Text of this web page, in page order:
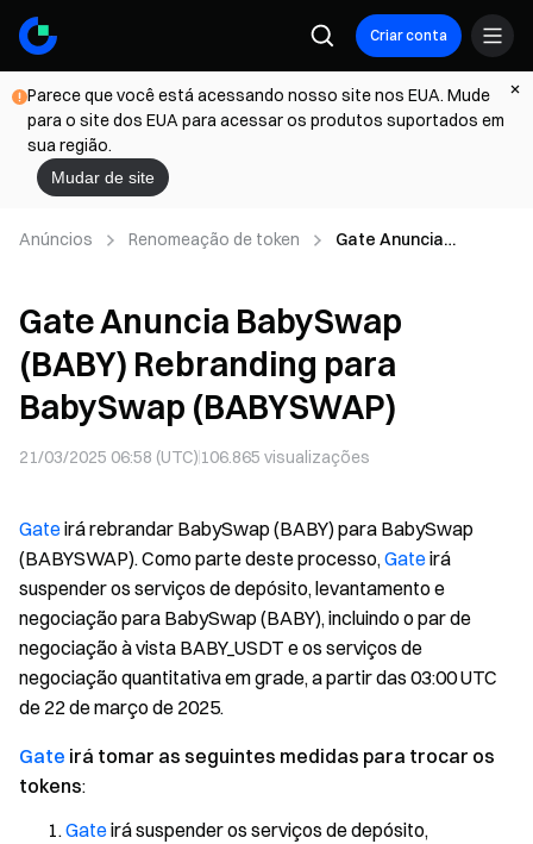
Criar conta
Parece que você está acessando nosso site nos EUA. Mude
para o site dos EUA para acessar os produtos suportados em
sua região.
Mudar de site
Anúncios Renomeação de token
Gate Anuncia
BabySwap
(BABYSWAP)
Gate Anuncia BabySwap
(BABY) Rebranding para
BabySwap (BABYSWAP)
21/03/2025 06:58 (UTC) 106.865 visualizações
Gateirá rebrandar BabySwap (BABY) para BabySwap
(BABYSWAP). Como parte deste processo,Gateirá
suspender os serviços de depósito, levantamento e
negociação para BabySwap (BABY), incluindo o par de
negociação à vista BABY_USDT e os serviços de
negociação quantitativa em grade, a partir das 03:00 UTC
de 22 de março de 2025.
Gate irá tomar as seguintes medidas para trocar os
tokens:
Gateirá suspender os serviços de depósito,